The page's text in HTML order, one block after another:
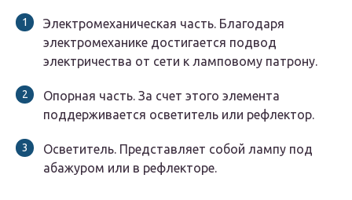
Электромеханическая часть. Благодаря
электромеханике достигается подвод
электричества от сети к ламповому патрону.
Опорная часть. За счет этого элемента
поддерживается осветитель или рефлектор.
Осветитель. Представляет собой лампу под
абажуром или в рефлекторе.